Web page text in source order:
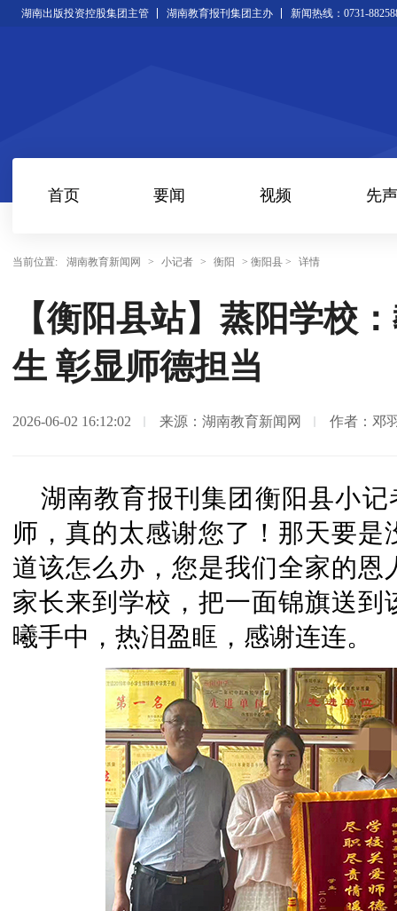
湖南出版投资控股集团主管 湖南教育报刊集团主办 新闻热线：0731-
首页 要闻 视频 先声
当前位置: 湖南教育新闻网 > 小记者 > 衡阳 > 衡阳县 > 详情
【衡阳县站】蒸阳学校
生 彰显师德担当
2026-06-02 16:12:02 来源：湖南教育新闻网 作者：邓
湖南教育报刊集团衡阳县小
师，真的太感谢您了！那天要
道该怎么办，您是我们全家的恩
家长来到学校，把一面锦旗送
曦手中，热泪盈眶，感谢连连。